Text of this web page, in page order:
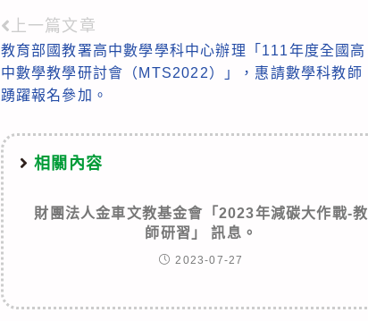
Read
more
articles
上一篇文章
教育部國教署高中數學學科中心辦理「111年度全國高
中數學教學研討會（MTS2022）」，惠請數學科教師
踴躍報名參加。
相關內容
財團法人金車文教基金會「2023年減碳大作戰-教
師研習」 訊息。
2023-07-27